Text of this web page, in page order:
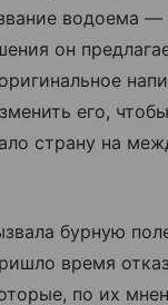
водоема
он
его,
страну на
бурную
время
по их